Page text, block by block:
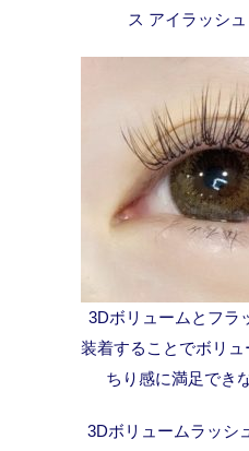
ス アイラッシュ
3Dボリュームとフラ
装着することでボリ
ちり感に満足でき
3Dボリュームラッシ